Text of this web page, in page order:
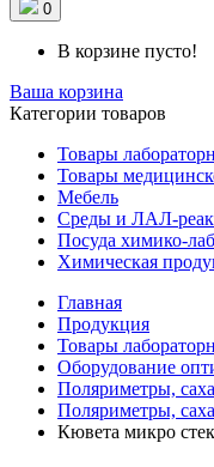
0
В корзине пусто!
Ваша корзина
Категории товаров
Товары
Товары
Мебель
Среды и ЛАЛ-
Посуда химико-
Химическая
Главная
Продукция
Товары
Оборудование
Поляриметры,
Поляриметры,
Кювета микро